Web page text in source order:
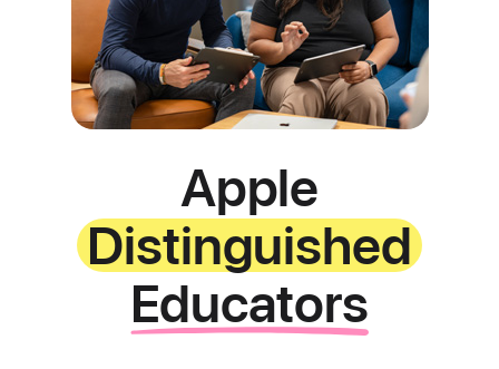
Apple
Distinguished
Educators